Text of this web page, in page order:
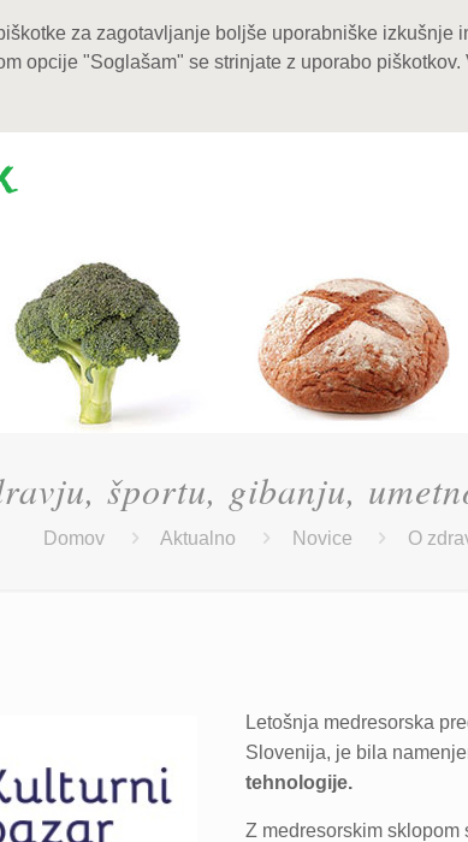
za zagotavljanje boljše uporabniške izkušnje
opcije "Soglašam" se strinjate z uporabo
športu, gibanju,
Domov Aktualno Novice O
Letošnja medresorska
Slovenija, je bila
tehnologije.
Z medresorskim